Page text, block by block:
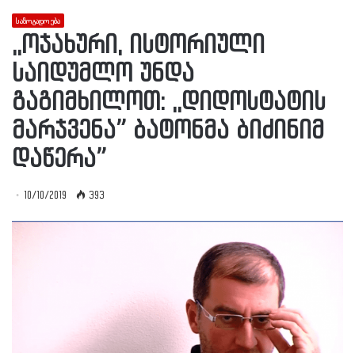
საზოგადოება
,,ოჯახური, ისტორიული
საიდუმლო უნდა
გაგიმხილოთ: ,,დიდოსტატის
მარჯვენა” ბატონმა ბიძინიმ
დაწერა”
10/10/2019 393